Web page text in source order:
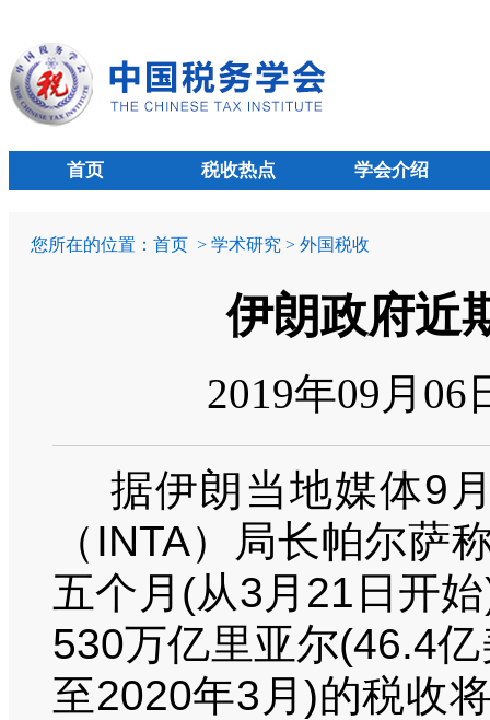
首页 税收热点 学会介绍
您所在的位置： 首页 > 学术研究 > 外国税收
伊朗政府近
2019年09月06
据伊朗当地媒体9
（INTA）局长帕尔萨
五个月(从3月21日开
530万亿里亚尔(46.4
至2020年3月)的税收